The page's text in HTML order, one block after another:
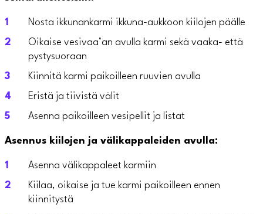
Nosta ikkunankarmi ikkuna-aukkoon kiilojen päälle
Oikaise vesivaa’an avulla karmi sekä vaaka- että
pystysuoraan
Kiinnitä karmi paikoilleen ruuvien avulla
Eristä ja tiivistä välit
Asenna paikoilleen vesipellit ja listat
Asennus kiilojen ja välikappaleiden avulla:
Asenna välikappaleet karmiin
Kiilaa, oikaise ja tue karmi paikoilleen ennen
kiinnitystä